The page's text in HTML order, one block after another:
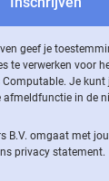
geef je
te verwerken voor
Je kunt
in de
B.V. omgaat met
privacy statement.